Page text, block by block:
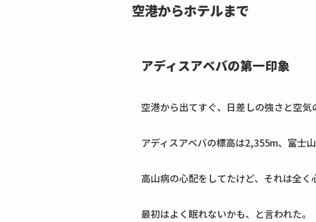
空港からホテルまで
アディスアベバの第一印象
空港から出てすぐ、日差しの強さと空気
アディスアベバの標高は2,355m、富士
高山病の心配をしてたけど、それは全く
最初はよく眠れないかも、と言われた。